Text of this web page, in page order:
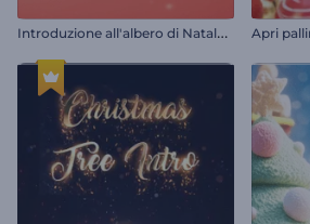
I
ntroduzione all'albero di Natale scintillante Apri